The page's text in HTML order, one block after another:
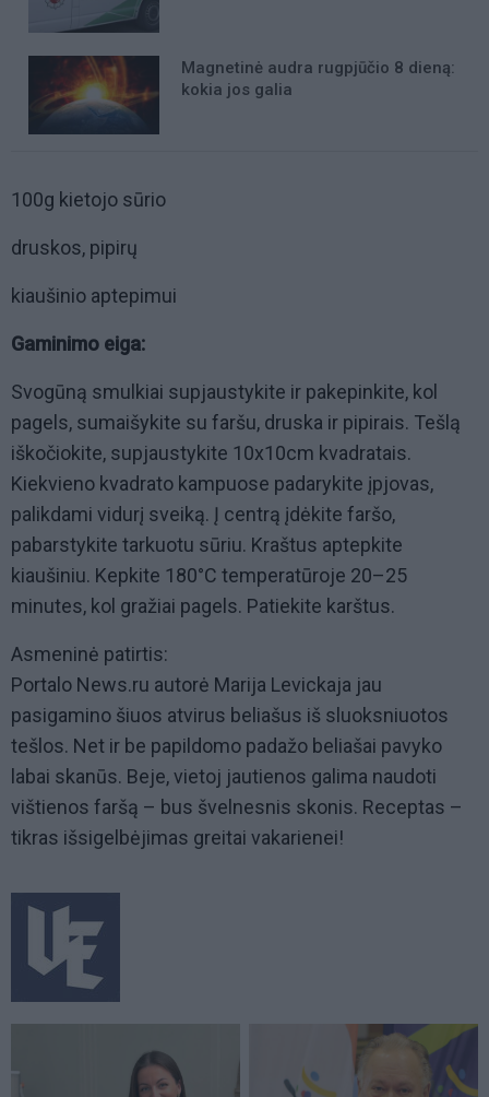
Magnetinė audra rugpjūčio 8 dieną:
kokia jos galia
100g kietojo sūrio
druskos, pipirų
kiaušinio aptepimui
Gaminimo eiga:
Svogūną smulkiai supjaustykite ir pakepinkite, kol
pagels, sumaišykite su faršu, druska ir pipirais. Tešlą
iškočiokite, supjaustykite 10x10cm kvadratais.
Kiekvieno kvadrato kampuose padarykite įpjovas,
palikdami vidurį sveiką. Į centrą įdėkite faršo,
pabarstykite tarkuotu sūriu. Kraštus aptepkite
kiaušiniu. Kepkite 180°C temperatūroje 20–25
minutes, kol gražiai pagels. Patiekite karštus.
Asmeninė patirtis:
Portalo News.ru autorė Marija Levickaja jau
pasigamino šiuos atvirus beliašus iš sluoksniuotos
tešlos. Net ir be papildomo padažo beliašai pavyko
labai skanūs. Beje, vietoj jautienos galima naudoti
vištienos faršą – bus švelnesnis skonis. Receptas –
tikras išsigelbėjimas greitai vakarienei!